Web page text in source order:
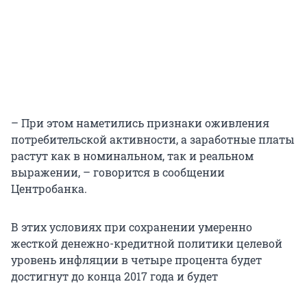
– При этом наметились признаки оживления
потребительской активности, а заработные платы
растут как в номинальном, так и реальном
выражении, – говорится в сообщении
Центробанка.
В этих условиях при сохранении умеренно
жесткой денежно-кредитной политики целевой
уровень инфляции в четыре процента будет
достигнут до конца 2017 года и будет